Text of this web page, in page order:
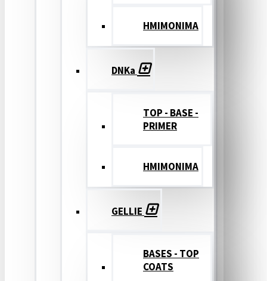
ΗΜΙΜΟΝΙΜΑ
DNKa
TOP - BASE -
PRIMER
ΗΜΙΜΟΝΙΜΑ
GELLIE
BASES - TOP
COATS